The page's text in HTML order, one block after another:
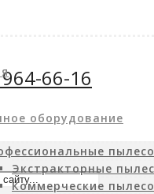
66-16
оборудование
Экстракторные
Коммерческие